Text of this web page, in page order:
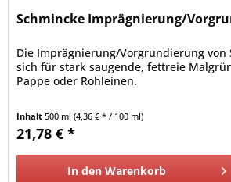
Schmincke Imprägnierung/
Die Imprägnierung/Vorgrundierung von
sich für stark saugende, fettreie
Pappe oder Rohleinen.
Inhalt500 ml(4,36 € * / 100 ml)
21,78 € *
In den Warenkorb